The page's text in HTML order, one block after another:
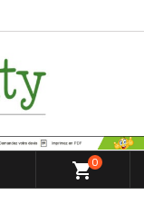
shopping_cart0